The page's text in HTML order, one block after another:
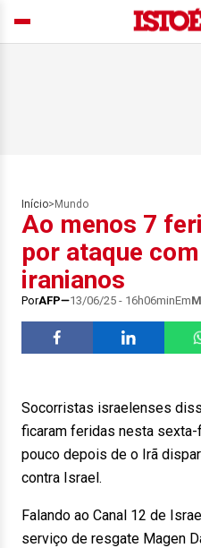
Início> Mundo
Ao menos 7
por ataque
iranianos
PorAFP 13/06/25 - 16h06minEm
Socorristas israelenses
ficaram feridas nesta
pouco depois de o Irã
contra Israel.
Falando ao Canal 12 de
serviço de resgate Magen